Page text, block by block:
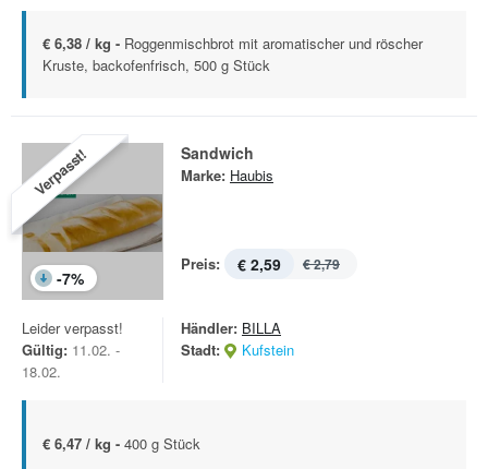
€ 6,38 / kg - Roggenmischbrot mit aromatischer und röscher
Kruste, backofenfrisch, 500 g Stück
Verpasst!
-7%
Sandwich
Marke: Haubis
Preis: € 2,59 € 2,79
Leider verpasst!
Gültig: 11.02. -
18.02.
Händler: BILLA
Stadt:
Kufstein
€ 6,47 / kg - 400 g Stück